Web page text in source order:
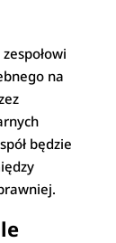
na
będzie